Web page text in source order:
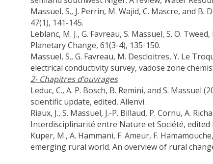
Massuel, S., J. Perrin, M. Wajid, C. Mascre, and
47(1), 141-145.
Leblanc, M. J., G. Favreau, S. Massuel, S. O.
Planetary Change, 61(3-4), 135-150.
Massuel, S., G. Favreau, M. Descloitres, Y. Le
electrical conductivity survey, vadose zone
2- Chapitres d’ouvrages
Leduc, C., A. P. Bosch, B. Remini, and S.
scientific update, edited, Allenvi.
Riaux, J., S. Massuel, J.-P. Billaud, P. Cornu, A.
Interdisciplinarité entre Nature et Société, edited
Kuper, M., A. Hammani, F. Ameur, F.
emerging rural world. An overview of rural